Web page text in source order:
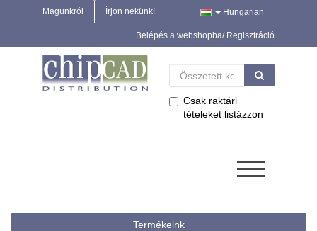
Magunkról Írjon nekünk! Hungarian
Belépés a webshopba/ Regisztráció
Csak raktári
tételeket listázzon
Termékeink